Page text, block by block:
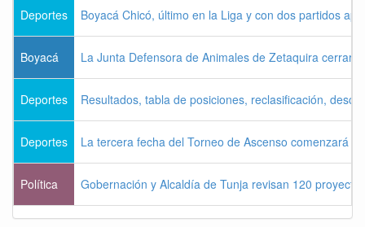
Deportes Boyacá Chicó, último en la Liga y con dos partidos
Boyacá La Junta Defensora de Animales de Zetaquira cerrará
Deportes Resultados, tabla de posiciones, reclasificación,
Deportes La tercera fecha del Torneo de Ascenso comenzará
Política Gobernación y Alcaldía de Tunja revisan 120